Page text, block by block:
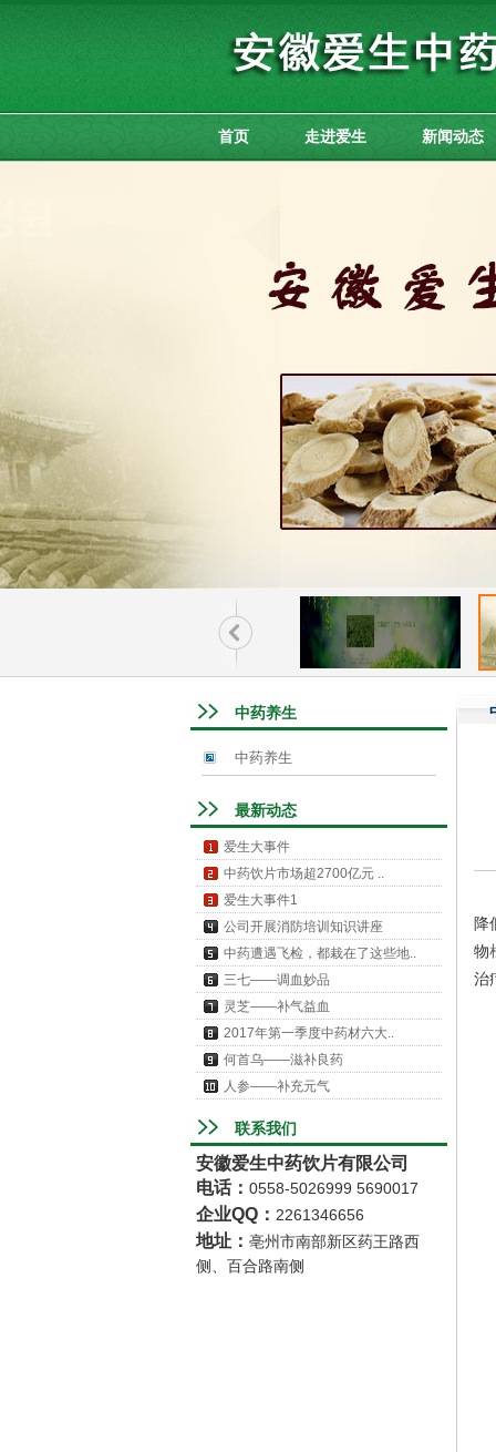
首页 走进爱生 新闻动态
中药养生
中药养生
最新动态
爱生大事件
中药饮片市场超2700亿元 ..
爱生大事件1
公司开展消防培训知识讲座
中药遭遇飞检，都栽在了这些地..
三七——调血妙品
灵芝——补气益血
2017年第一季度中药材六大..
何首乌——滋补良药
人参——补充元气
联系我们
安徽爱生中药饮片有限公司
电话： 0558-5026999 5690017
企业QQ： 2261346656
地址 ： 亳州市南部新区药王路西
侧、百合路南侧
降
物
治